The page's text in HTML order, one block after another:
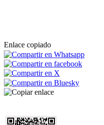
Enlace copiado